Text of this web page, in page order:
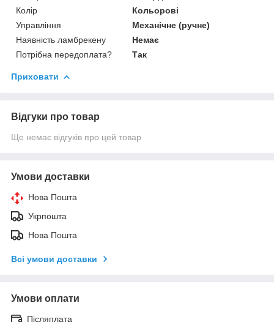
Колір
Кольорові
Управління
Механічне (ручне)
Наявність ламбрекену
Немає
Потрібна передоплата?
Так
Приховати
Відгуки про товар
Ще немає відгуків про цей товар
Умови доставки
Нова Пошта
Укрпошта
Нова Пошта
Всі умови доставки
Умови оплати
Післяплата